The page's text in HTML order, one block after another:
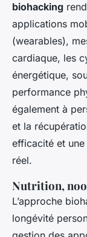
biohacking
applications
(wearables),
cardiaque, les
énergétique,
performance
également à
et la
efficacité et
réel.
Nutrition,
L’approche
longévité